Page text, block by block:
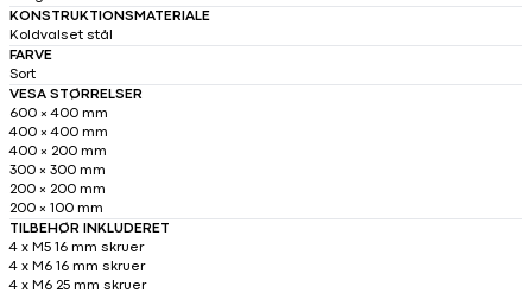
KONSTRUKTIONSMATERIALE
Koldvalset stål
FARVE
Sort
VESA STØRRELSER
600 × 400 mm
400 × 400 mm
400 × 200 mm
300 × 300 mm
200 × 200 mm
200 × 100 mm
TILBEHØR INKLUDERET
4 x M5 16 mm skruer
4 x M6 16 mm skruer
4 x M6 25 mm skruer